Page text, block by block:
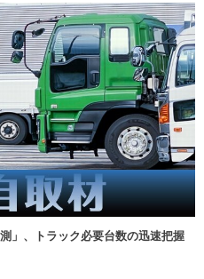
」、トラック必要台数の迅速把握